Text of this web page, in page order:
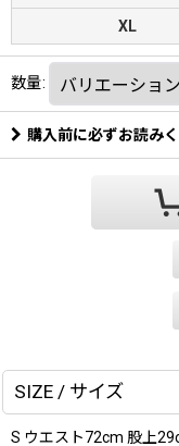
XL
数量:
購入前に必ずお読み
SIZE / サイズ
S ウエスト72cm 股上